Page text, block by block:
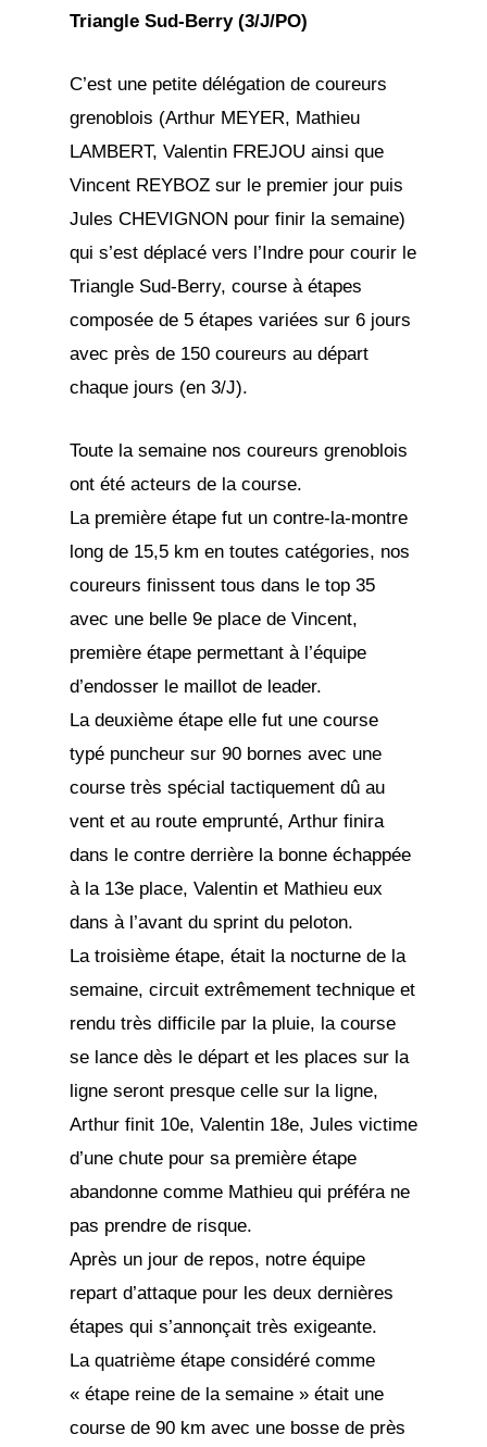
Triangle Sud-Berry (3/J/PO)
C’est une petite délégation de coureurs
grenoblois (Arthur MEYER, Mathieu
LAMBERT, Valentin FREJOU ainsi que
Vincent REYBOZ sur le premier jour puis
Jules CHEVIGNON pour finir la semaine)
qui s’est déplacé vers l’Indre pour courir le
Triangle Sud-Berry, course à étapes
composée de 5 étapes variées sur 6 jours
avec près de 150 coureurs au départ
chaque jours (en 3/J).
Toute la semaine nos coureurs grenoblois
ont été acteurs de la course.
La première étape fut un contre-la-montre
long de 15,5 km en toutes catégories, nos
coureurs finissent tous dans le top 35
avec une belle 9e place de Vincent,
première étape permettant à l’équipe
d’endosser le maillot de leader.
La deuxième étape elle fut une course
typé puncheur sur 90 bornes avec une
course très spécial tactiquement dû au
vent et au route emprunté, Arthur finira
dans le contre derrière la bonne échappée
à la 13e place, Valentin et Mathieu eux
dans à l’avant du sprint du peloton.
La troisième étape, était la nocturne de la
semaine, circuit extrêmement technique et
rendu très difficile par la pluie, la course
se lance dès le départ et les places sur la
ligne seront presque celle sur la ligne,
Arthur finit 10e, Valentin 18e, Jules victime
d’une chute pour sa première étape
abandonne comme Mathieu qui préféra ne
pas prendre de risque.
Après un jour de repos, notre équipe
repart d’attaque pour les deux dernières
étapes qui s’annonçait très exigeante.
La quatrième étape considéré comme
« étape reine de la semaine » était une
course de 90 km avec une bosse de près